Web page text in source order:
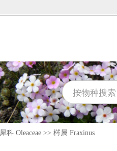
科 Oleaceae >> 梣属 Fraxinus